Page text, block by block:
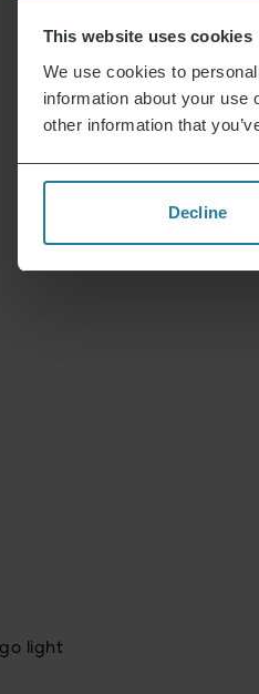
This website uses cookies
We use cookies to
information about your use
other information that
Decline